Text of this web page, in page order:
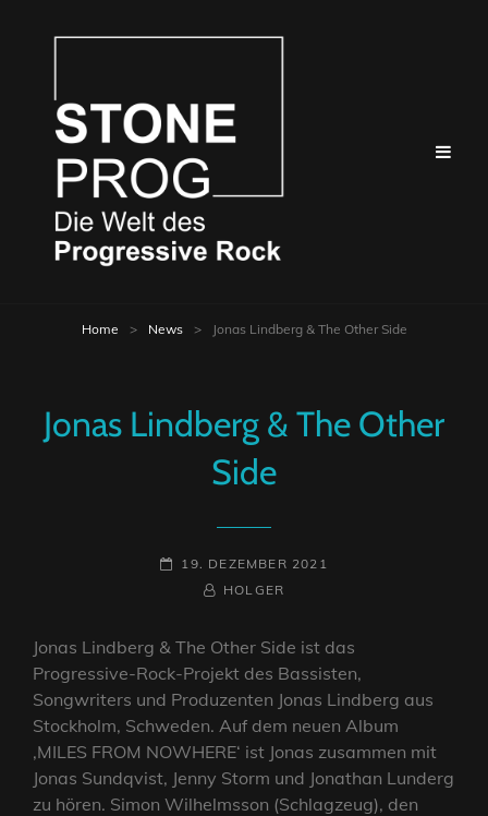
Home > News > Jonas Lindberg & The Other Side
Jonas Lindberg & The Other
Side
POSTED-
19. DEZEMBER 2021
BY
BYLINEHOLGER
Jonas Lindberg & The Other Side ist das
Progressive-Rock-Projekt des Bassisten,
Songwriters und Produzenten Jonas Lindberg aus
Stockholm, Schweden. Auf dem neuen Album
‚MILES FROM NOWHERE‘ ist Jonas zusammen mit
Jonas Sundqvist, Jenny Storm und Jonathan Lunderg
zu hören. Simon Wilhelmsson (Schlagzeug), den